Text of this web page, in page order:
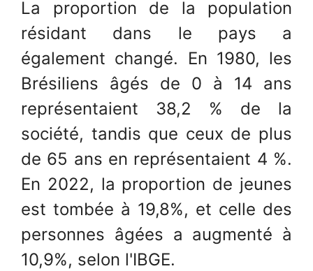
La proportion de la population
résidant dans le pays a
également changé. En 1980, les
Brésiliens âgés de 0 à 14 ans
représentaient 38,2 % de la
société, tandis que ceux de plus
de 65 ans en représentaient 4 %.
En 2022, la proportion de jeunes
est tombée à 19,8%, et celle des
personnes âgées a augmenté à
10,9%, selon l'IBGE.